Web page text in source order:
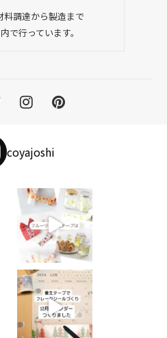
料調達から製造まで
で行っています。
coyajoshi